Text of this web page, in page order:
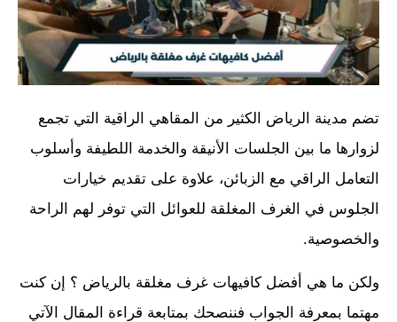
تضم مدينة الرياض الكثير من المقاهي الراقية التي تجمع
لزوارها ما بين الجلسات الأنيقة والخدمة اللطيفة وأسلوب
التعامل الراقي مع الزبائن، علاوة على تقديم خيارات
الجلوس في الغرف المغلقة للعوائل التي توفر لهم الراحة
والخصوصية.
ولكن ما هي أفضل كافيهات غرف مغلقة بالرياض ؟ إن كنت
مهتما بمعرفة الجواب فننصحك بمتابعة قراءة المقال الآتي